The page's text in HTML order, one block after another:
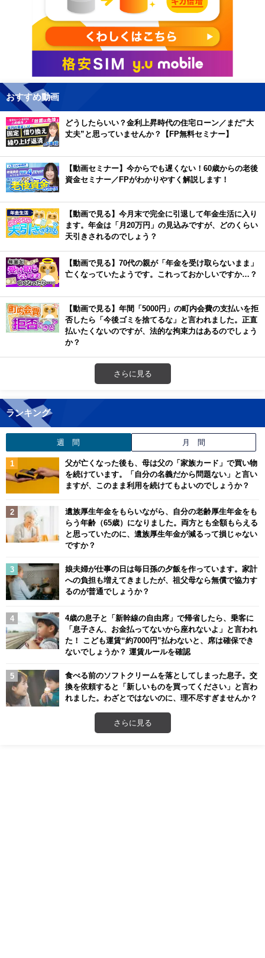
おすすめ動画
どうしたらいい？金利上昇時代の住宅ローン／まだ”大
丈夫”と思っていませんか？【FP無料セミナー】
【動画セミナー】今からでも遅くない！60歳からの老後
資金セミナー／FPがわかりやすく解説します！
【動画で見る】今月末で完全に引退して年金生活に入り
ます。年金は「月20万円」の見込みですが、どのくらい
天引きされるのでしょう？
【動画で見る】70代の親が「年金を受け取らないまま」
亡くなっていたようです。これっておかしいですか…？
【動画で見る】年間「5000円」の町内会費の支払いを拒
否したら「今後ゴミを捨てるな」と言われました。正直
払いたくないのですが、法的な拘束力はあるのでしょう
か？
さらに見る
ランキング
週 間 月 間
父が亡くなった後も、母は父の「家族カード」で買い物
を続けています。「自分の名義だから問題ない」と言い
ますが、このまま利用を続けてもよいのでしょうか？
遺族厚生年金をもらいながら、自分の老齢厚生年金をも
らう年齢（65歳）になりました。両方とも全額もらえる
と思っていたのに、遺族厚生年金が減るって損じゃない
ですか？
娘夫婦が仕事の日は毎日孫の夕飯を作っています。家計
への負担も増えてきましたが、祖父母なら無償で協力す
るのが普通でしょうか？
4歳の息子と「新幹線の自由席」で帰省したら、乗客に
「息子さん、お金払ってないから座れないよ」と言われ
た！ こども運賃“約7000円”払わないと、席は確保でき
ないでしょうか？ 運賃ルールを確認
食べる前のソフトクリームを落としてしまった息子。交
換を依頼すると「新しいものを買ってください」と言わ
れました。わざとではないのに、理不尽すぎませんか？
さらに見る